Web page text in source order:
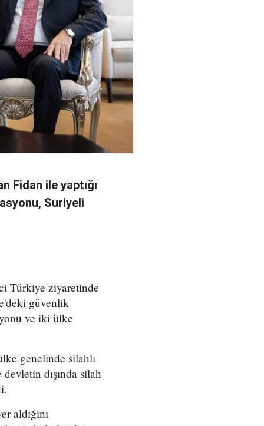
Fidan ile yaptığı
Suriyeli
Türkiye ziyaretinde
güvenlik
ve iki ülke
genelinde silahlı
dışında silah
aldığını